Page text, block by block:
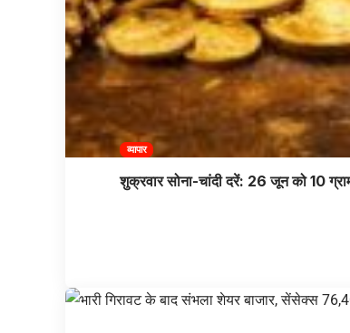
व्यापार
शुक्रवार सोना-चांदी दरें: 26 जून को 10